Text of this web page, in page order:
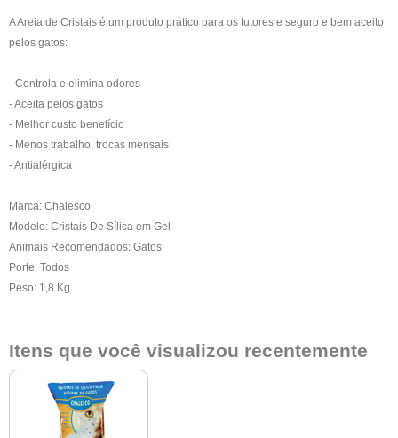
A Areia de Cristais é um produto prático para os tutores e seguro e bem aceito
pelos gatos:
- Controla e elimina odores
- Aceita pelos gatos
- Melhor custo benefício
- Menos trabalho, trocas mensais
- Antialérgica
Marca: Chalesco
Modelo: Cristais De Sílica em Gel
Animais Recomendados: Gatos
Porte: Todos
Peso: 1,8 Kg
Itens que você visualizou recentemente